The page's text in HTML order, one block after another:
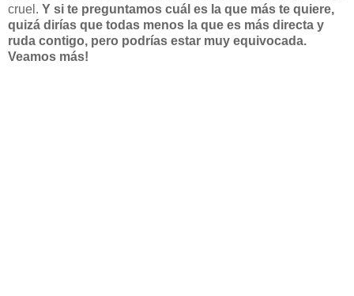
cruel. Y si te preguntamos cuál es la que más te quiere,
quizá dirías que todas menos la que es más directa y
ruda contigo, pero podrías estar muy equivocada.
Veamos más!